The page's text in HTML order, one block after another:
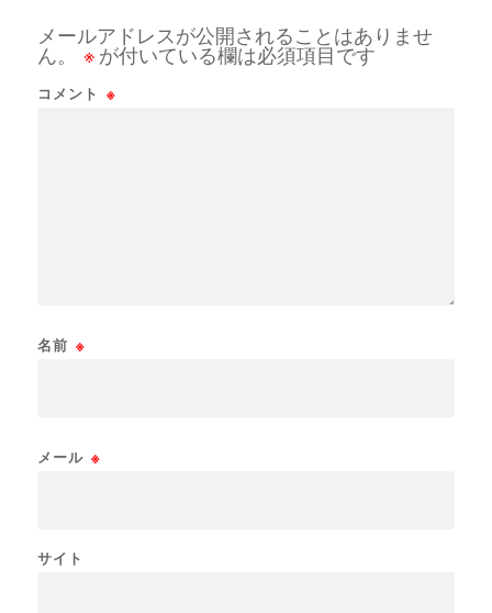
メールアドレスが公開されることはありませ
ん。
※ が付いている欄は必須項目です
コメント ※
名前 ※
メール ※
サイト